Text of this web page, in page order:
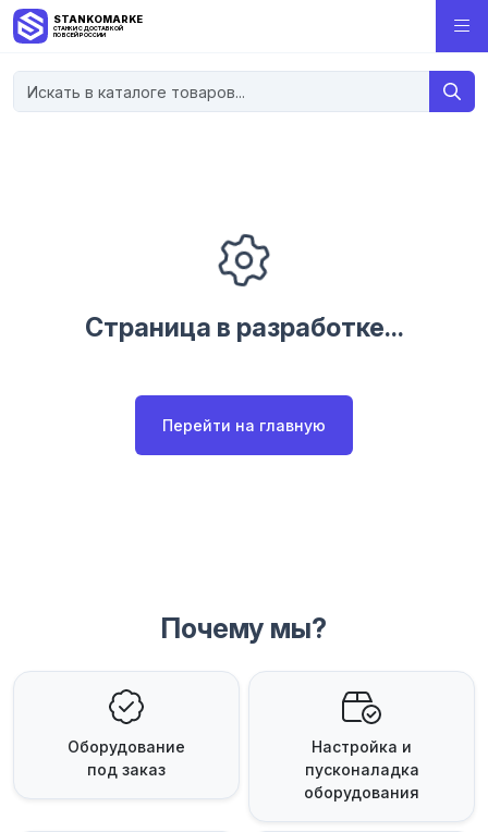
STANKOMARKET
СТАНКИ С ДОСТАВКОЙ
ПО ВСЕЙ РОССИИ
Страница в разработке...
Перейти на главную
Почему мы?
Оборудование
под заказ
Настройка и
пусконаладка
оборудования